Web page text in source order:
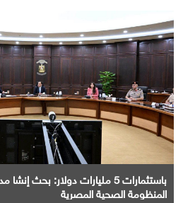
باستثمارات 5 مليارات دولار: بحث
المنظومة الصحية المصرية